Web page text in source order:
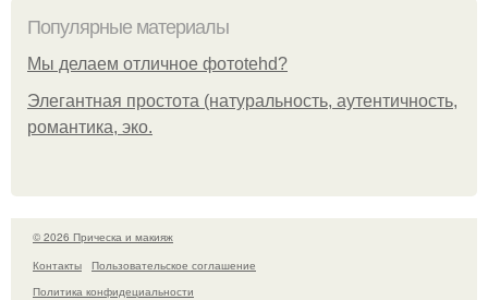
Популярные материалы
Мы делаем отличное фотоtehd?
Элегантная простота (натуральность, аутентичность,
романтика, эко.
© 2026 Прическа и макияж
Контакты
Пользовательское соглашение
Политика конфидециальности